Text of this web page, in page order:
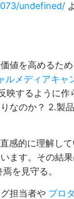
undefined/
値を高めるた
ルメディアキャ
映するように作
なのか？ 2.製
感的に理解し
ます。その結
を見守る。
担当者や プロ